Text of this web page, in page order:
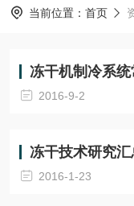
当前位置： 首页
冻干机制冷系
2016-9-2
冻干技术研究汇
2016-1-23